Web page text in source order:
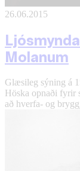
26.06.2015
Molanum
Glæsileg sýning á
Höska opnaði fyrir
að hverfa- og